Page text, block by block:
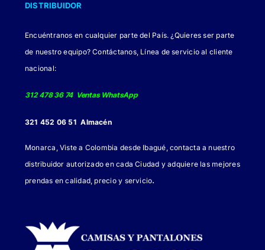
DISTRIBUIDOR
Encuéntranos en cualquier parte del País. ¿Quieres ser parte
de nuestro equipo? Contáctanos, Línea de servicio al cliente
nacional:
312 478 36 74 Ventas WhatsApp
321 452 06 51 Almacén
Monarca, Viste a Colombia desde Ibagué, contacta a nuestro
distribuidor autorizado en cada Ciudad y adquiere las mejores
prendas en calidad, precio y servicio.